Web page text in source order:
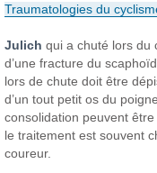
Traumatologies du
Julich qui a chuté lors du
d’une fracture du
lors de chute doit être
d’un tout petit os du
consolidation peuvent être
le traitement est souvent
coureur.